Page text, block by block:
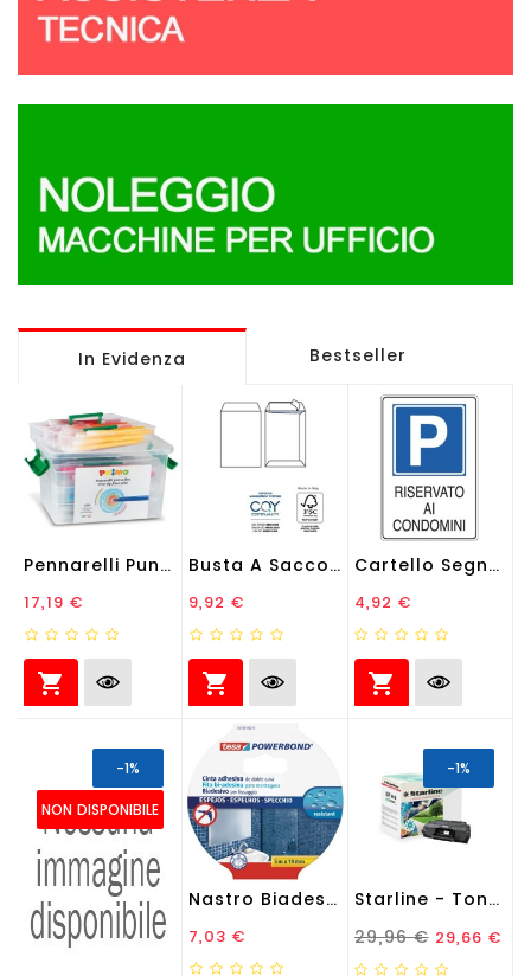
In Evidenza Bestseller
Pennarelli Punta Fine -...
Prezzo
17,19 €

Busta A Sacco Competitor...
Prezzo
9,92 €

Cartello Segnalatore -...
Prezzo
4,92 €

NON DISPONIBILE
-1%
Nastro Biadesivo Per...
Prezzo
7,03 €
-1%
Starline - Toner...
Prezzo Standard
29,96 € Prezzo
29,66 €